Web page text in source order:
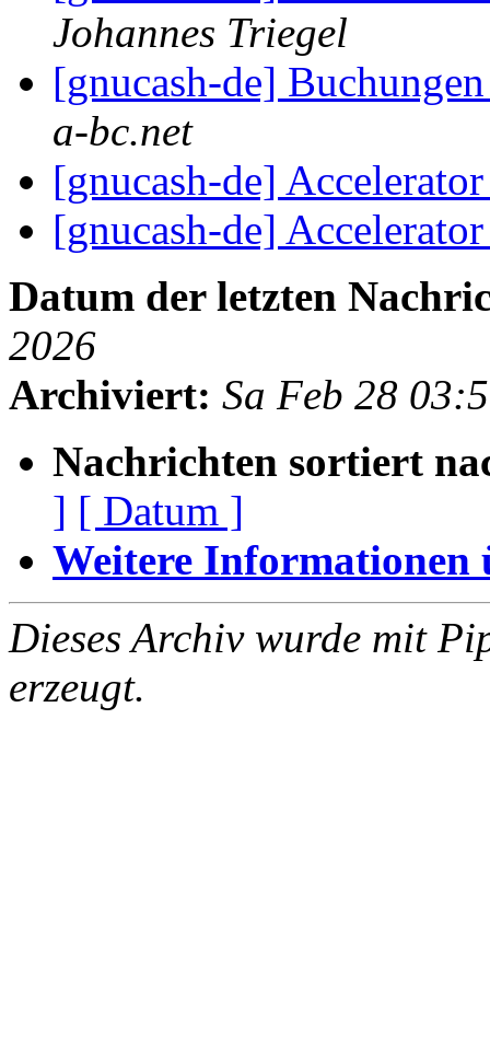
Johannes Triegel
[gnucash-de]
a-bc.net
[gnucash-de]
[gnucash-de]
Datum der letzten
2026
Archiviert: Sa Feb 28
Nachrichten sortiert
] [ Datum ]
Weitere Informationen
Dieses Archiv wurde mit
erzeugt.